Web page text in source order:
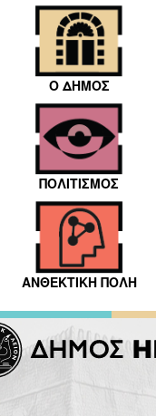
Ο ΔΗΜΟΣ
ΠΟΛΙΤΙΣΜΟΣ
ΑΝΘΕΚΤΙΚΗ ΠΟΛΗ